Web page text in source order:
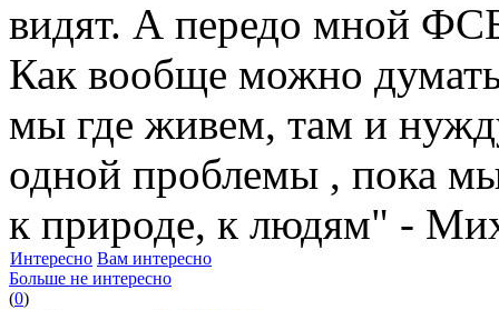
видят. А передо мной
Как вообще можно
мы где живем, там и
одной проблемы , пока
к природе, к людям" -
Интересно Вам интересно
Больше не интересно
(0)